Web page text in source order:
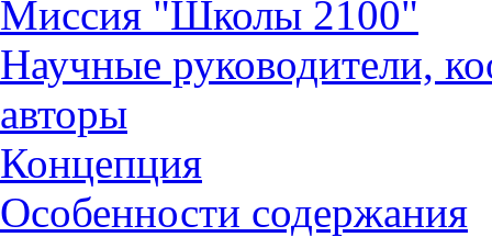
Миссия "Школы 2100"
Научные руководители,
авторы
Концепция
Особенности содержания